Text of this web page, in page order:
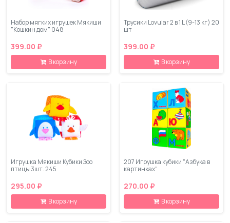
Набор мягких игрушек Мякиши
"Кошкин дом" 048
399.00 ₽
В корзину
Трусики Lovular 2 в 1 L (9-13 кг) 20
шт
399.00 ₽
В корзину
Игрушка Мякиши Кубики Зоо
птицы 3шт. 245
295.00 ₽
В корзину
207 Игрушка кубики "Азбука в
картинках"
270.00 ₽
В корзину